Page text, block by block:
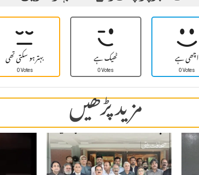
بہتر ہو سکتی تھی
0 Votes ٹھیک ہے
0 Votes اچھی ہے
0 Votes
مزید پڑھیں